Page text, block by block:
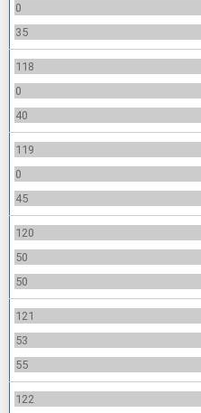
0
35
118
0
40
119
0
45
120
50
50
121
53
55
122